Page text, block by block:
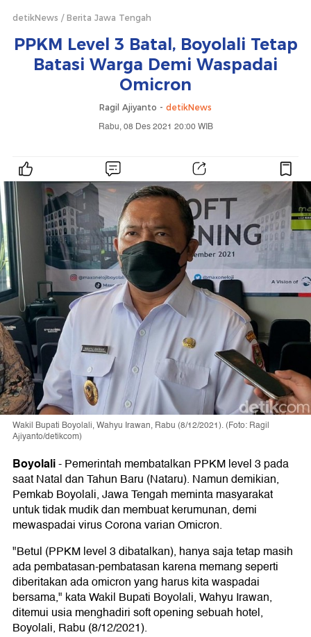
detikNews Berita Jawa Tengah
PPKM Level 3 Batal, Boyolali Tetap
Batasi Warga Demi Waspadai
Omicron
Ragil Ajiyanto - detikNews
Rabu, 08 Des 2021 20:00 WIB
Wakil Bupati Boyolali, Wahyu Irawan, Rabu (8/12/2021). (Foto: Ragil
Ajiyanto/detikcom)
Boyolali-Pemerintah membatalkan PPKM level 3 pada
saat Natal dan Tahun Baru (Nataru). Namun demikian,
Pemkab Boyolali, Jawa Tengah meminta masyarakat
untuk tidak mudik dan membuat kerumunan, demi
mewaspadai virus Corona varian Omicron.
"Betul (PPKM level 3 dibatalkan), hanya saja tetap masih
ada pembatasan-pembatasan karena memang seperti
diberitakan ada omicron yang harus kita waspadai
bersama," kata Wakil Bupati Boyolali, Wahyu Irawan,
ditemui usia menghadiri soft opening sebuah hotel,
Boyolali, Rabu (8/12/2021).